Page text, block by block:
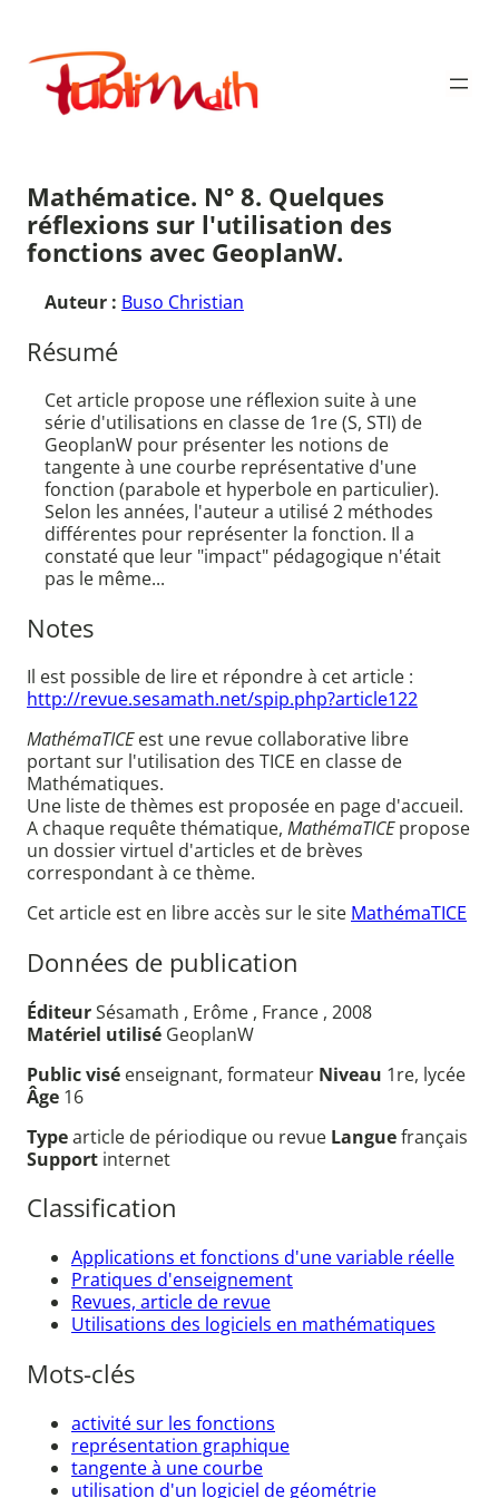
contenu
Publimath
Mathématice. N° 8. Quelques
réflexions sur l'utilisation des
fonctions avec GeoplanW.
Auteur : Buso Christian
Résumé
Cet article propose une réflexion suite à une
série d'utilisations en classe de 1re (S, STI) de
GeoplanW pour présenter les notions de
tangente à une courbe représentative d'une
fonction (parabole et hyperbole en particulier).
Selon les années, l'auteur a utilisé 2 méthodes
différentes pour représenter la fonction. Il a
constaté que leur "impact" pédagogique n'était
pas le même...
Notes
Il est possible de lire et répondre à cet article :
http://revue.sesamath.net/spip.php?article122
MathémaTICEest une revue collaborative libre
portant sur l'utilisation des TICE en classe de
Mathématiques.
Une liste de thèmes est proposée en page d'accueil.
A chaque requête thématique, MathémaTICEpropose
un dossier virtuel d'articles et de brèves
correspondant à ce thème.
Cet article est en libre accès sur le site MathémaTICE
Données de publication
ÉditeurSésamath , Erôme , France , 2008
Matériel utilisé GeoplanW
Public visé enseignant, formateur Niveau 1re, lycée
Âge 16
Typearticle de périodique ou revue Languefrançais
Support internet
Classification
Applications et fonctions d'une variable réelle
Pratiques d'enseignement
Revues, article de revue
Utilisations des logiciels en mathématiques
Mots-clés
activité sur les fonctions
représentation graphique
tangente à une courbe
utilisation d'un logiciel de géométrie